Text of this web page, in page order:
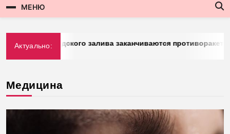
МЕНЮ
Актуально:
Персидского залива заканчиваются противоракеты
Медицина